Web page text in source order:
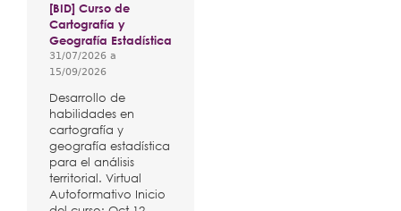
[BID] Curso de
Cartografía y
Geografía Estadística
31/07/2026 a
15/09/2026
Desarrollo de
habilidades en
cartografía y
geografía estadística
para el análisis
territorial. Virtual
Autoformativo Inicio